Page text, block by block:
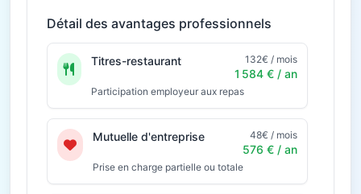
Détail des avantages professionnels
Titres-restaurant 132€ / mois
1 584 € / an
Participation employeur aux repas
Mutuelle d'entreprise 48€ / mois
576 € / an
Prise en charge partielle ou totale